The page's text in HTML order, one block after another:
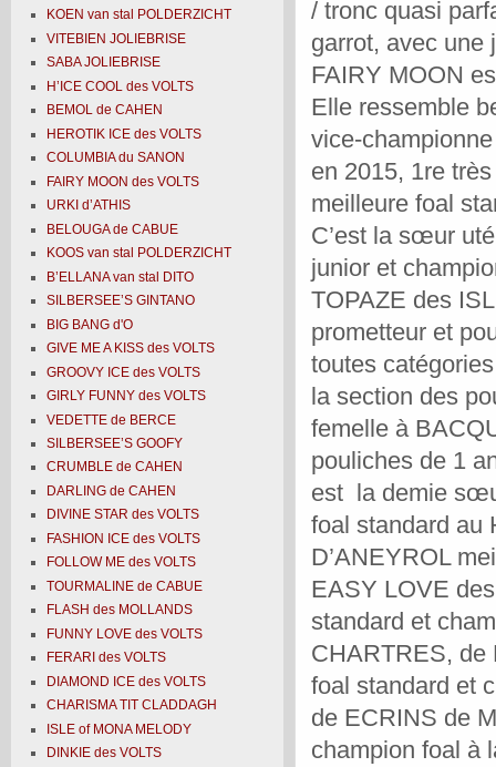
KOEN van stal POLDERZICHT
VITEBIEN JOLIEBRISE
SABA JOLIEBRISE
H’ICE COOL des VOLTS
BEMOL de CAHEN
HEROTIK ICE des VOLTS
COLUMBIA du SANON
FAIRY MOON des VOLTS
URKI d’ATHIS
BELOUGA de CABUE
KOOS van stal POLDERZICHT
B’ELLANA van stal DITO
SILBERSEE’S GINTANO
BIG BANG d'O
GIVE ME A KISS des VOLTS
GROOVY ICE des VOLTS
GIRLY FUNNY des VOLTS
VEDETTE de BERCE
SILBERSEE’S GOOFY
CRUMBLE de CAHEN
DARLING de CAHEN
DIVINE STAR des VOLTS
FASHION ICE des VOLTS
FOLLOW ME des VOLTS
TOURMALINE de CABUE
FLASH des MOLLANDS
FUNNY LOVE des VOLTS
FERARI des VOLTS
DIAMOND ICE des VOLTS
CHARISMA TIT CLADDAGH
ISLE of MONA MELODY
DINKIE des VOLTS
/ tronc quasi
garrot, avec une
FAIRY MOON
Elle ressemble
vice-
en 2015, 1re
meilleure foal
C’est la sœur
junior et
TOPAZE des
prometteur et
toutes
la section des
femelle à
pouliches de 1
est la demie
foal standard au
D’ANEYROL
EASY LOVE
standard et
CHARTRES, de
foal standard et
de ECRINS de
champion foal à